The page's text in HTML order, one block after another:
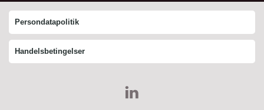
Persondatapolitik
Handelsbetingelser